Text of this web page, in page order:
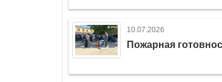
10.07.2026
Пожарная